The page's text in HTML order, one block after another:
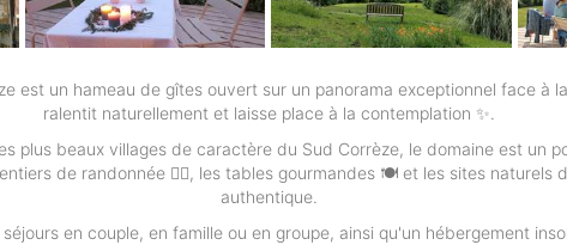
est un hameau de gîtes ouvert sur un panorama exceptionnel face à
ralentit naturellement et laisse place à la contemplation ✨.
plus beaux villages de caractère du Sud Corrèze, le domaine est un
de randonnée 🚶‍♂️, les tables gourmandes 🍽️ et les sites
authentique.
en couple, en famille ou en groupe, ainsi qu'un hébergement